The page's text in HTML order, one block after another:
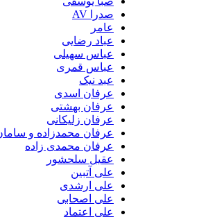
عباد رضایی
عباس سهیلی
عباس قمری
عبد نیک
عرفان اسدی
عرفان بهشتی
عرفان زلیکانی
عرفان محمدزاده و سامان داداشی
عرفان محمدی زاده
عقیل سلحشور
علی آتبین
علی ارشدی
علی اصحابی
علی اعتماد